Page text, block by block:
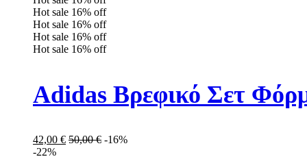
Hot sale 16% off
Hot sale 16% off
Hot sale 16% off
Hot sale 16% off
Adidas Βρεφικό Σετ
42,00 € 50,00€ -16%
-22%